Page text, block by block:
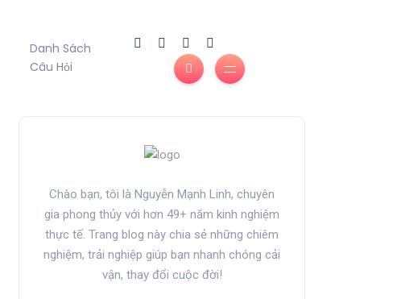
Danh Sách
Câu Hỏi
Chào bạn, tôi là Nguyễn Mạnh Linh, chuyên
gia phong thủy với hơn 49+ năm kinh nghiệm
thực tế. Trang blog này chia sẻ những chiêm
nghiệm, trải nghiệp giúp bạn nhanh chóng cải
vận, thay đổi cuộc đời!